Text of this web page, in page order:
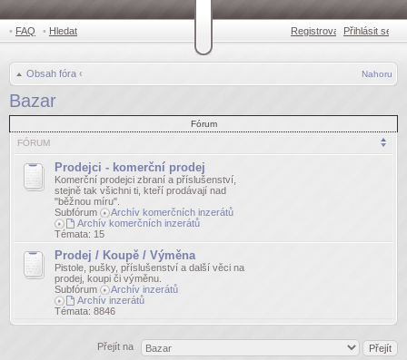
• FAQ • Hledat Registrovat •Přihlásit se
Obsah fóra ‹ Nahoru
Bazar
Fórum
FÓRUM
Prodejci - komerční prodej
Komerční prodejci zbraní a příslušenství,
stejně tak všichni ti, kteří prodávají nad
"běžnou míru".
Subfórum
Archív komerčních inzerátů
Archív komerčních inzerátů
Témata: 15
Prodej / Koupě / Výměna
Pistole, pušky, příslušenství a další věci na
prodej, koupi či výměnu.
Subfórum
Archív inzerátů
Archív inzerátů
Témata: 8846
Přejít na